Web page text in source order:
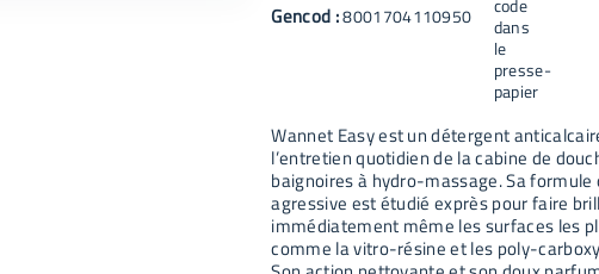
Gencod :8001704110950
Wannet Easy est un détergent
l’entretien quotidien de la cabine de
baignoires à hydro-massage. Sa formule
agressive est étudié exprès pour faire
immédiatement même les surfaces les
comme la vitro-résine et les poly-